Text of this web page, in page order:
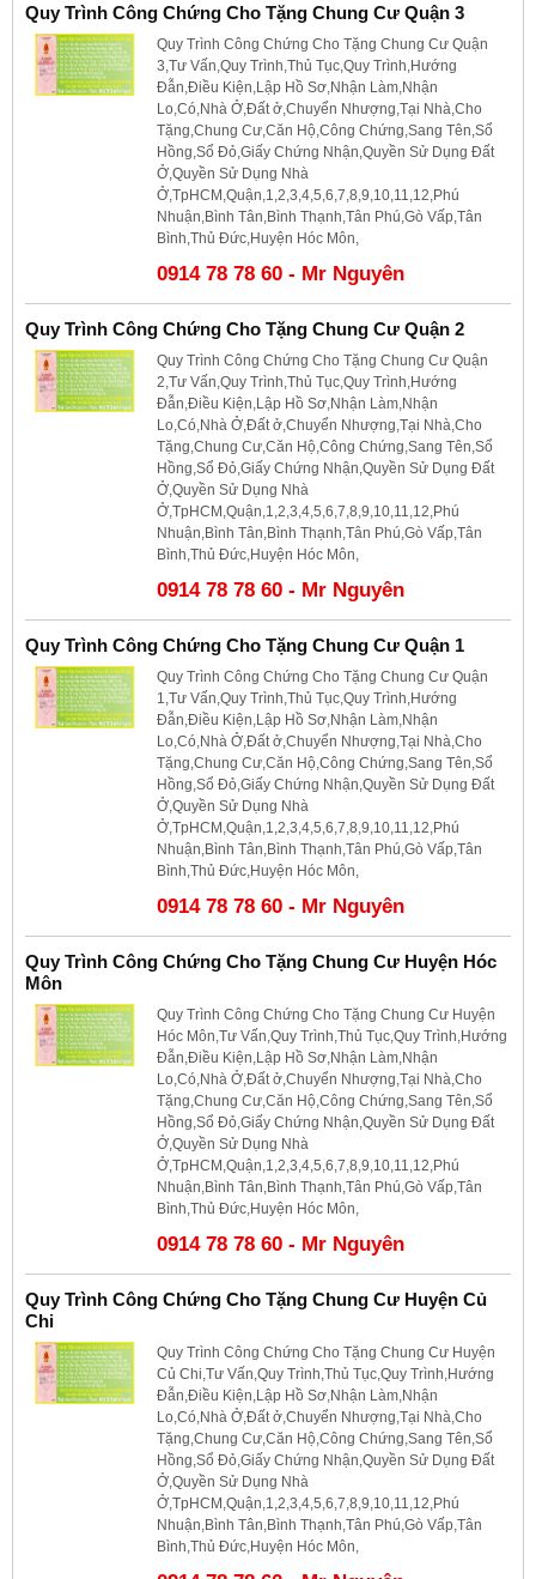
Quy Trình Công Chứng Cho Tặng Chung Cư Quận 3
Quy Trình Công Chứng Cho Tặng Chung Cư Quận
3,Tư Vấn,Quy Trình,Thủ Tục,Quy Trình,Hướng
Đẫn,Điều Kiện,Lập Hồ Sơ,Nhận Làm,Nhận
Lo,Có,Nhà Ở,Đất ở,Chuyển Nhượng,Tại Nhà,Cho
Tặng,Chung Cư,Căn Hộ,Công Chứng,Sang Tên,Sổ
Hồng,Sổ Đỏ,Giấy Chứng Nhận,Quyền Sử Dụng Đất
Ở,Quyền Sử Dụng Nhà
Ở,TpHCM,Quận,1,2,3,4,5,6,7,8,9,10,11,12,Phú
Nhuận,Bình Tân,Bình Thạnh,Tân Phú,Gò Vấp,Tân
Bình,Thủ Đức,Huyện Hóc Môn,
0914 78 78 60 - Mr Nguyên
Quy Trình Công Chứng Cho Tặng Chung Cư Quận 2
Quy Trình Công Chứng Cho Tặng Chung Cư Quận
2,Tư Vấn,Quy Trình,Thủ Tục,Quy Trình,Hướng
Đẫn,Điều Kiện,Lập Hồ Sơ,Nhận Làm,Nhận
Lo,Có,Nhà Ở,Đất ở,Chuyển Nhượng,Tại Nhà,Cho
Tặng,Chung Cư,Căn Hộ,Công Chứng,Sang Tên,Sổ
Hồng,Sổ Đỏ,Giấy Chứng Nhận,Quyền Sử Dụng Đất
Ở,Quyền Sử Dụng Nhà
Ở,TpHCM,Quận,1,2,3,4,5,6,7,8,9,10,11,12,Phú
Nhuận,Bình Tân,Bình Thạnh,Tân Phú,Gò Vấp,Tân
Bình,Thủ Đức,Huyện Hóc Môn,
0914 78 78 60 - Mr Nguyên
Quy Trình Công Chứng Cho Tặng Chung Cư Quận 1
Quy Trình Công Chứng Cho Tặng Chung Cư Quận
1,Tư Vấn,Quy Trình,Thủ Tục,Quy Trình,Hướng
Đẫn,Điều Kiện,Lập Hồ Sơ,Nhận Làm,Nhận
Lo,Có,Nhà Ở,Đất ở,Chuyển Nhượng,Tại Nhà,Cho
Tặng,Chung Cư,Căn Hộ,Công Chứng,Sang Tên,Sổ
Hồng,Sổ Đỏ,Giấy Chứng Nhận,Quyền Sử Dụng Đất
Ở,Quyền Sử Dụng Nhà
Ở,TpHCM,Quận,1,2,3,4,5,6,7,8,9,10,11,12,Phú
Nhuận,Bình Tân,Bình Thạnh,Tân Phú,Gò Vấp,Tân
Bình,Thủ Đức,Huyện Hóc Môn,
0914 78 78 60 - Mr Nguyên
Quy Trình Công Chứng Cho Tặng Chung Cư Huyện Hóc
Môn
Quy Trình Công Chứng Cho Tặng Chung Cư Huyện
Hóc Môn,Tư Vấn,Quy Trình,Thủ Tục,Quy Trình,Hướng
Đẫn,Điều Kiện,Lập Hồ Sơ,Nhận Làm,Nhận
Lo,Có,Nhà Ở,Đất ở,Chuyển Nhượng,Tại Nhà,Cho
Tặng,Chung Cư,Căn Hộ,Công Chứng,Sang Tên,Sổ
Hồng,Sổ Đỏ,Giấy Chứng Nhận,Quyền Sử Dụng Đất
Ở,Quyền Sử Dụng Nhà
Ở,TpHCM,Quận,1,2,3,4,5,6,7,8,9,10,11,12,Phú
Nhuận,Bình Tân,Bình Thạnh,Tân Phú,Gò Vấp,Tân
Bình,Thủ Đức,Huyện Hóc Môn,
0914 78 78 60 - Mr Nguyên
Quy Trình Công Chứng Cho Tặng Chung Cư Huyện Củ
Chi
Quy Trình Công Chứng Cho Tặng Chung Cư Huyện
Củ Chi,Tư Vấn,Quy Trình,Thủ Tục,Quy Trình,Hướng
Đẫn,Điều Kiện,Lập Hồ Sơ,Nhận Làm,Nhận
Lo,Có,Nhà Ở,Đất ở,Chuyển Nhượng,Tại Nhà,Cho
Tặng,Chung Cư,Căn Hộ,Công Chứng,Sang Tên,Sổ
Hồng,Sổ Đỏ,Giấy Chứng Nhận,Quyền Sử Dụng Đất
Ở,Quyền Sử Dụng Nhà
Ở,TpHCM,Quận,1,2,3,4,5,6,7,8,9,10,11,12,Phú
Nhuận,Bình Tân,Bình Thạnh,Tân Phú,Gò Vấp,Tân
Bình,Thủ Đức,Huyện Hóc Môn,